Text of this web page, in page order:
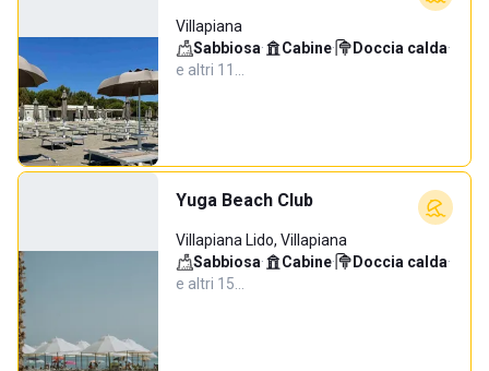
Villapiana
Sabbiosa· Cabine· Doccia calda·
e altri 11…
Yuga Beach Club
Villapiana Lido, Villapiana
Sabbiosa· Cabine· Doccia calda·
e altri 15…